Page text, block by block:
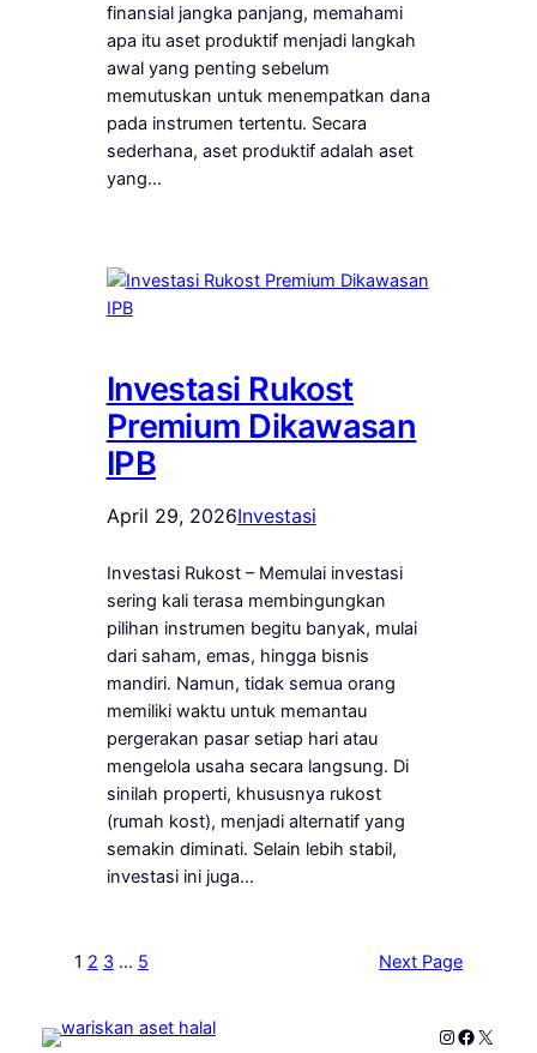
finansial jangka panjang, memahami
apa itu aset produktif menjadi langkah
awal yang penting sebelum
memutuskan untuk menempatkan dana
pada instrumen tertentu. Secara
sederhana, aset produktif adalah aset
yang…
Investasi Rukost
Premium Dikawasan
IPB
April 29, 2026Investasi
Investasi Rukost – Memulai investasi
sering kali terasa membingungkan
pilihan instrumen begitu banyak, mulai
dari saham, emas, hingga bisnis
mandiri. Namun, tidak semua orang
memiliki waktu untuk memantau
pergerakan pasar setiap hari atau
mengelola usaha secara langsung. Di
sinilah properti, khususnya rukost
(rumah kost), menjadi alternatif yang
semakin diminati. Selain lebih stabil,
investasi ini juga…
1 2 3 … 5 Next Page
Instagram
X